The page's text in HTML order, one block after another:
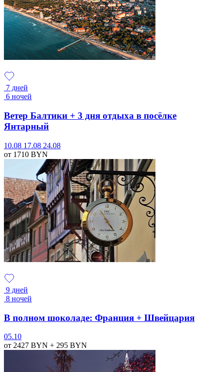
7 дней
6 ночей
Ветер Балтики + 3 дня отдыха в посёлке
Янтарный
10.08 17.08 24.08
от 1710 BYN
9 дней
8 ночей
В полном шоколаде: Франция + Швейцария
05.10
от 2427 BYN + 295 BYN